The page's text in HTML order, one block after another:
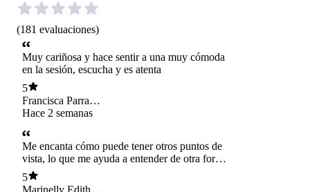
(181 evaluaciones)
Muy cariñosa y hace sentir a una muy cómoda
en la sesión, escucha y es atenta
5
Francisca Parra
Eguiluz
Hace 2 semanas
Me encanta cómo puede tener otros puntos de
vista, lo que me ayuda a entender de otra forma
las cosas que voy sintiendo. las estrategias dadas
me han servido mxo, asi que agradecida.
5
Marinelly Edith